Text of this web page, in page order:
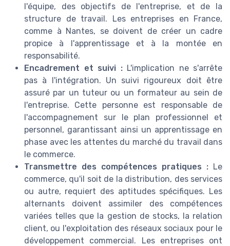
l'équipe, des objectifs de l'entreprise, et de la
structure de travail. Les entreprises en France,
comme à Nantes, se doivent de créer un cadre
propice à l'apprentissage et à la montée en
responsabilité.
Encadrement et suivi :L'implication ne s'arrête
pas à l'intégration. Un suivi rigoureux doit être
assuré par un tuteur ou un formateur au sein de
l'entreprise. Cette personne est responsable de
l'accompagnement sur le plan professionnel et
personnel, garantissant ainsi un apprentissage en
phase avec les attentes du marché du travail dans
le commerce.
Transmettre des compétences pratiques : Le
commerce, qu'il soit de la distribution, des services
ou autre, requiert des aptitudes spécifiques. Les
alternants doivent assimiler des compétences
variées telles que la gestion de stocks, la relation
client, ou l'exploitation des réseaux sociaux pour le
développement commercial. Les entreprises ont